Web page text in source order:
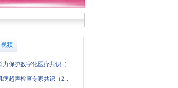
视频
力保护数字化医疗共识（...
病超声检查专家共识（2...